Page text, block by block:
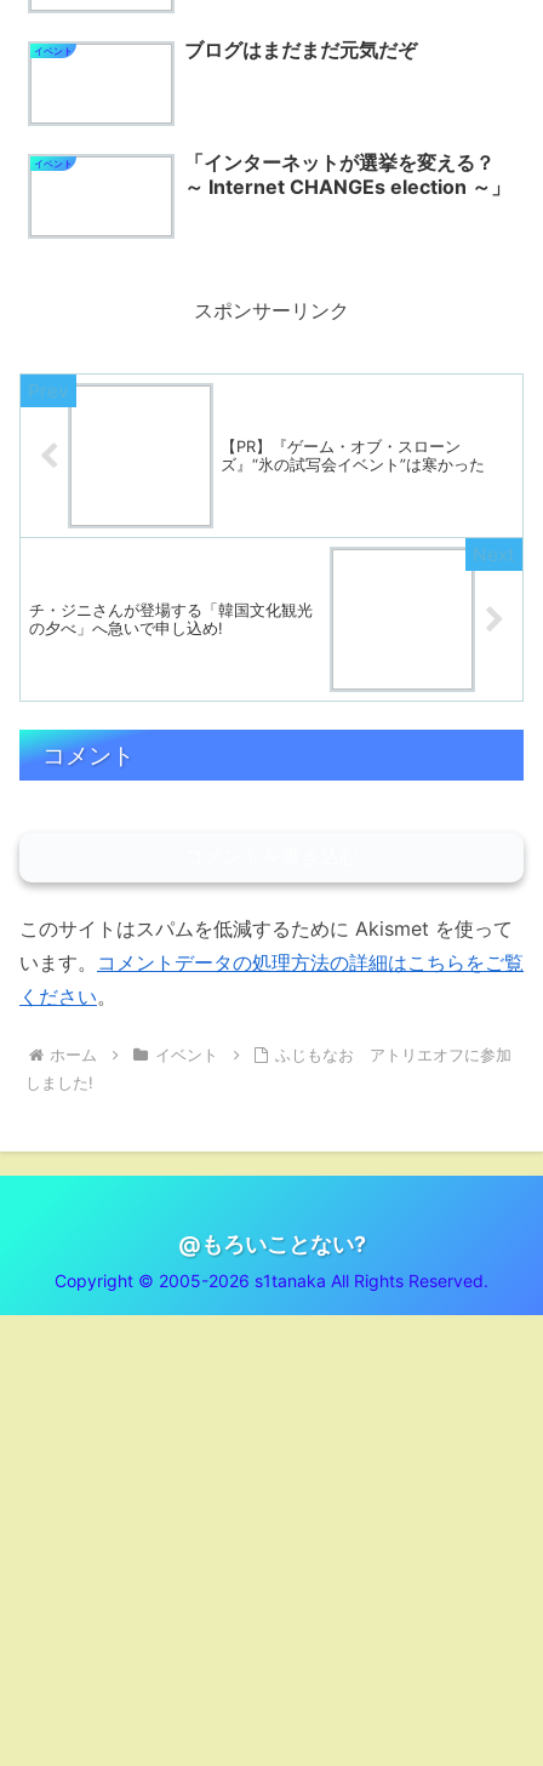
イベント ブログはまだまだ元気だぞ
イベント
「インターネットが選挙を変える？
～ Internet CHANGEs election ～」
スポンサーリンク
【PR】『ゲーム・オブ・スローン
ズ』“氷の試写会イベント”は寒かった
チ・ジニさんが登場する「韓国文化観光
の夕べ」へ急いで申し込め!
コメント
このサイトはスパムを低減するために Akismet を使って
います。 コメントデータの処理方法の詳細はこちらをご覧
ください。
ホーム イベント
ふじもなお アトリエオフに参加
しました!
@もろいことない?
Copyright © 2005-2026 s1tanaka All Rights Reserved.